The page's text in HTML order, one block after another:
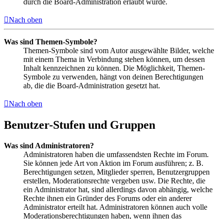
durch die Board-Administration erlaubt wurde.
Nach oben
Was sind Themen-Symbole?
Themen-Symbole sind vom Autor ausgewählte Bilder, welche
mit einem Thema in Verbindung stehen können, um dessen
Inhalt kennzeichnen zu können. Die Möglichkeit, Themen-
Symbole zu verwenden, hängt von deinen Berechtigungen
ab, die die Board-Administration gesetzt hat.
Nach oben
Benutzer-Stufen und Gruppen
Was sind Administratoren?
Administratoren haben die umfassendsten Rechte im Forum.
Sie können jede Art von Aktion im Forum ausführen; z. B.
Berechtigungen setzen, Mitglieder sperren, Benutzergruppen
erstellen, Moderationsrechte vergeben usw. Die Rechte, die
ein Administrator hat, sind allerdings davon abhängig, welche
Rechte ihnen ein Gründer des Forums oder ein anderer
Administrator erteilt hat. Administratoren können auch volle
Moderationsberechtigungen haben, wenn ihnen das